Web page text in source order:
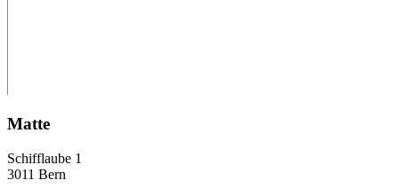
Matte
Schifflaube 1
3011 Bern